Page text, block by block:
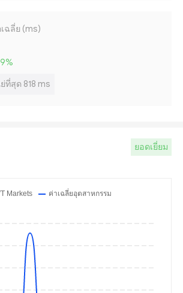
ฉลี่ย (ms)
%
ที่สุด 818 ms
ยอดเยี่ยม